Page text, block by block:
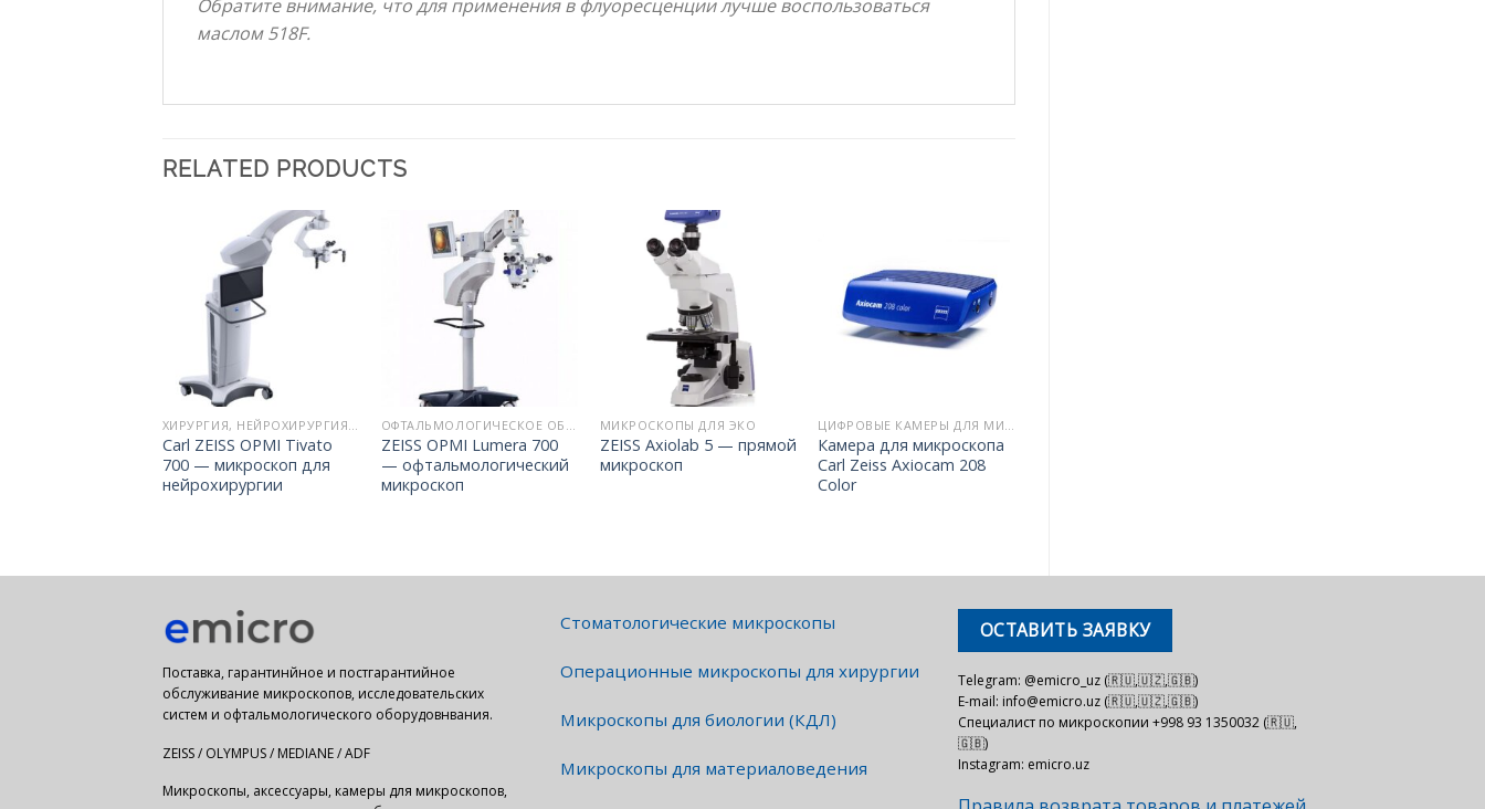
Обратите внимание, что для применения в флуоресценции лучше воспользоваться
маслом 518F.
RELATED PRODUCTS
ХИРУРГИЯ, НЕЙРОХИРУРГИЯ, ЛОР
Carl ZEISS OPMI Tivato
700 — микроскоп для
нейрохирургии
ОФТАЛЬМОЛОГИЧЕСКОЕ ОБОРУДОВАНИЕ ZEISS
ZEISS OPMI Lumera 700
— офтальмологический
микроскоп
МИКРОСКОПЫ ДЛЯ ЭКО
ZEISS Axiolab 5 — прямой
микроскоп
ЦИФРОВЫЕ КАМЕРЫ ДЛЯ МИКРОСКОПОВ
Камера для микроскопа
Carl Zeiss Axiocam 208
Color
Поставка, гарантинйное и постгарантийное
обслуживание микроскопов, исследовательских
систем и офтальмологического оборудовнвания.
ZEISS / OLYMPUS / MEDIANE / ADF
Микроскопы, аксессуары, камеры для микроскопов,
Стоматологические микроскопы
Операционные микроскопы для хирургии
Микроскопы для биологии (КДЛ)
Микроскопы для материаловедения
ОСТАВИТЬ ЗАЯВКУ
Telegram: @emicro_uz (🇷🇺,🇺🇿,🇬🇧)
E-mail: info@emicro.uz (🇷🇺,🇺🇿,🇬🇧)
Специалист по микроскопии +998 93 1350032 (🇷🇺,
🇬🇧)
Instagram: emicro.uz